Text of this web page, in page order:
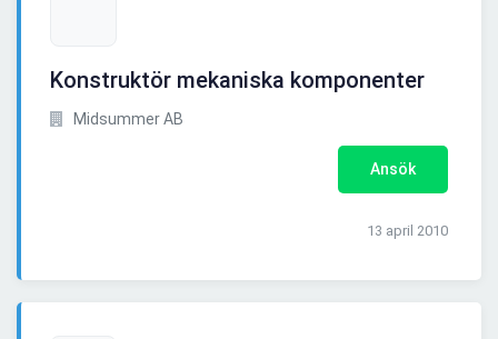
Konstruktör mekaniska komponenter
Midsummer AB
Ansök
13 april 2010